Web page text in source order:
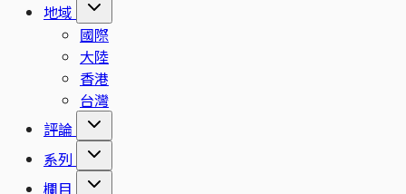
地域
國際
大陸
香港
台灣
評論
系列
欄目